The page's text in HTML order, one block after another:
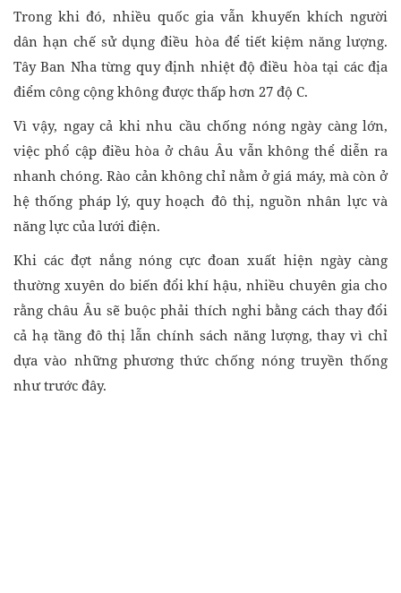
Trong khi đó, nhiều quốc gia vẫn khuyến khích người
dân hạn chế sử dụng điều hòa để tiết kiệm năng lượng.
Tây Ban Nha từng quy định nhiệt độ điều hòa tại các địa
điểm công cộng không được thấp hơn 27 độ C.
Vì vậy, ngay cả khi nhu cầu chống nóng ngày càng lớn,
việc phổ cập điều hòa ở châu Âu vẫn không thể diễn ra
nhanh chóng. Rào cản không chỉ nằm ở giá máy, mà còn ở
hệ thống pháp lý, quy hoạch đô thị, nguồn nhân lực và
năng lực của lưới điện.
Khi các đợt nắng nóng cực đoan xuất hiện ngày càng
thường xuyên do biến đổi khí hậu, nhiều chuyên gia cho
rằng châu Âu sẽ buộc phải thích nghi bằng cách thay đổi
cả hạ tầng đô thị lẫn chính sách năng lượng, thay vì chỉ
dựa vào những phương thức chống nóng truyền thống
như trước đây.